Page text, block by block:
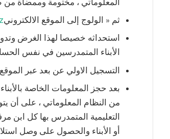
ثم « الولوج إلى الموقع الالكتروني
استحداثه خصيصا لهذا الغرض
الأبناء المتمدرسين في نفس
التسجيل الاولي عن بعد عبر
بعد حجز المعلومات الخاصة
من النظام المعلوماتي ، على أن
التعليمية المتمدرس بها كل ابن
أو الأبناء والحصول على وصل